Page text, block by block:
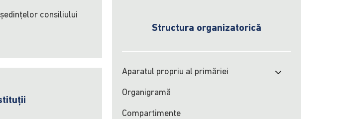
consiliului
Structura organizatorică
Aparatul propriu al primăriei
Organigramă
Compartimente